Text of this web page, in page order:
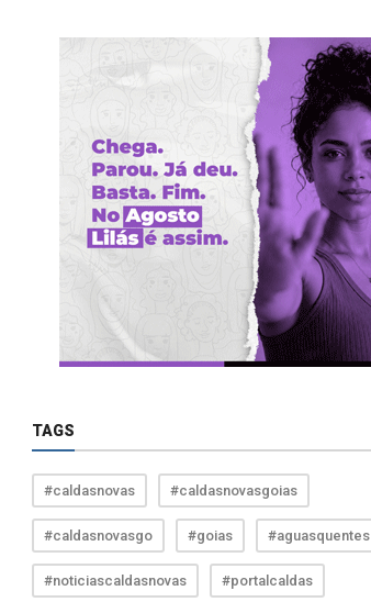
TAGS
#caldasnovas #caldasnovasgoias
#caldasnovasgo #goias #aguasquentes
#noticiascaldasnovas #portalcaldas